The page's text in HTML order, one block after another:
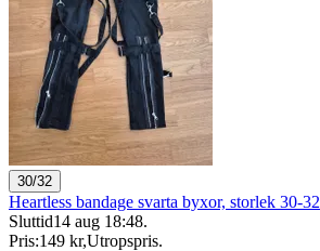
30/32
Heartless bandage svarta byxor, storlek 30-32
Sluttid14 aug 18:48.
Pris:149 kr,Utropspris.